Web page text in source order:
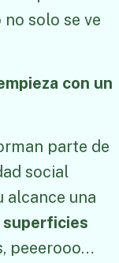
solo se ve
con un
parte de
social
alcance una
superficies
peeerooo…